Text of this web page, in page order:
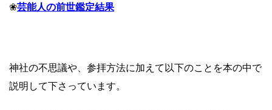
❀芸能人の前世鑑定結果
神社の不思議や、参拝方法に加えて以下のことを本の中で
説明して下さっています。